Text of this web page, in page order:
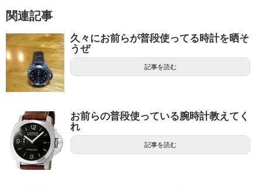
関連記事
久々にお前らが普段使ってる時計を晒そ
うぜ
記事を読む
お前らの普段使っている腕時計教えてく
れ
記事を読む